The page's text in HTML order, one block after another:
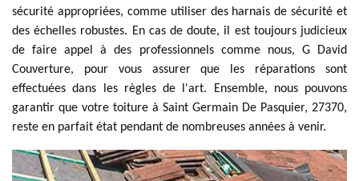
sécurité appropriées, comme utiliser des harnais de sécurité et
des échelles robustes. En cas de doute, il est toujours judicieux
de faire appel à des professionnels comme nous, G David
Couverture, pour vous assurer que les réparations sont
effectuées dans les règles de l'art. Ensemble, nous pouvons
garantir que votre toiture à Saint Germain De Pasquier, 27370,
reste en parfait état pendant de nombreuses années à venir.